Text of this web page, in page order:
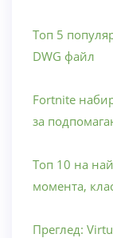
Топ 5
DWG файл
Fortnite
за
Топ 10 на
момента,
Преглед: